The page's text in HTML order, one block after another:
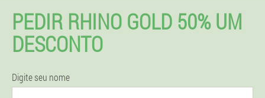
PEDIR RHINO GOLD 50% UM
DESCONTO
Digite seu nome